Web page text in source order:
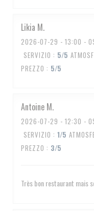
Likia M
2026-07-29 - 13:00 -
SERVIZIO : 5/5
PREZZO : 5/5
Antoine M
2026-07-29 - 12:30 -
SERVIZIO : 1/5
PREZZO : 3/5
Très bon restaurant mais